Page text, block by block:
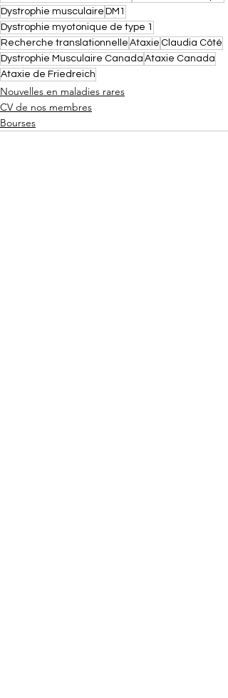
Dystrophie musculaire DM1
Dystrophie myotonique de type 1
Recherche translationnelle Ataxie Claudia Côté
Dystrophie Musculaire Canada Ataxie Canada
Ataxie de Friedreich
Nouvelles en maladies rares
CV de nos membres
Bourses